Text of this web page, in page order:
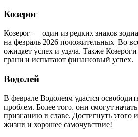
Козерог
Козерог — один из редких знаков
на февраль 2026 положительных. Во
ожидает успех и удача. Также
грани и испытают финансовый успех.
Водолей
В феврале Водолеям удастся
проблем. Более того, они смогут
признанию и славе. Достигнуть этого
жизни и хорошее самочувствие!